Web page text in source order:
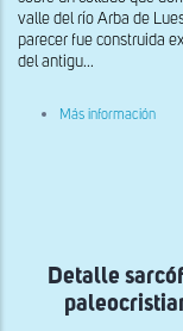
valle del río Arba de
parecer fue construida
del antigu...
Más información
Detalle